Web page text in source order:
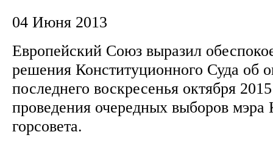
04 Июня 2013
Европейский Союз выразил
решения Конституционного Суда об
последнего воскресенья октября
проведения очередных выборов мэра
горсовета.